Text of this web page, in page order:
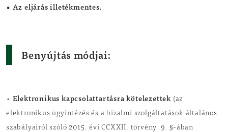
• Az eljárás illetékmentes.
Benyújtás módjai:
• Elektronikus kapcsolattartásra kötelezettek (az
elektronikus ügyintézés és a bizalmi szolgáltatások általános
szabályairól szóló 2015. évi CCXXII. törvény 9. §-ában